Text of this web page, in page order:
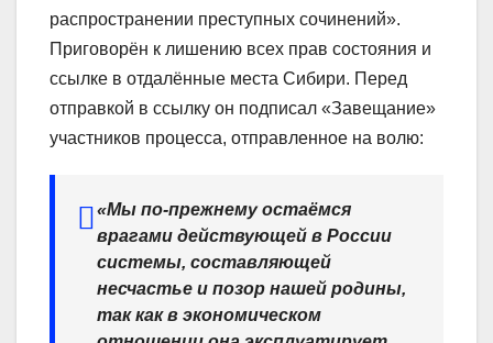
распространении преступных сочинений».
Приговорён к лишению всех прав состояния и
ссылке в отдалённые места Сибири. Перед
отправкой в ссылку он подписал «Завещание»
участников процесса, отправленное на волю:
«Мы по-прежнему остаёмся
врагами действующей в России
системы, составляющей
несчастье и позор нашей родины,
так как в экономическом